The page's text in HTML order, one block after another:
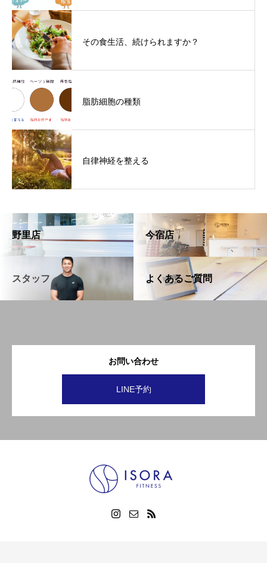
その食生活、続けられますか？
脂肪細胞の種類
自律神経を整える
野里店 今宿店
スタッフ よくあるご質問
お問い合わせ
LINE予約